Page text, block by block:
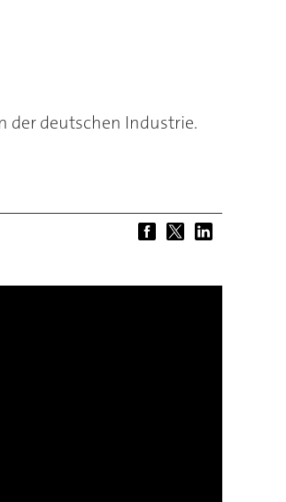
der deutschen Industrie.